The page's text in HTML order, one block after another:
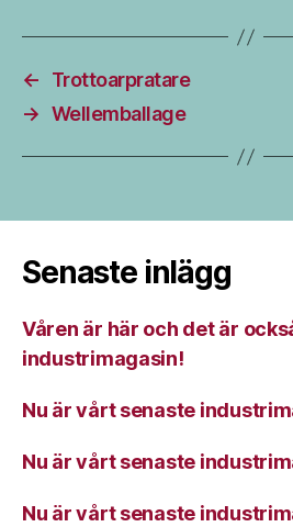
←
Trottoarpratare
→ Wellemballage
Senaste inlägg
Våren är här och det är
industrimagasin!
Nu är vårt senaste
Nu är vårt senaste
Nu är vårt senaste